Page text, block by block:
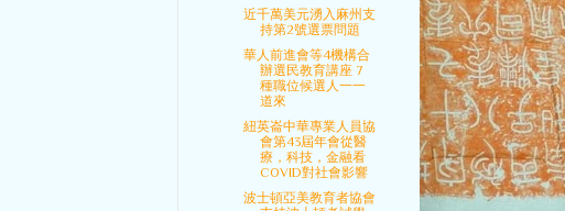
近千萬美元湧入麻州支
持第2號選票問題
華人前進會等4機構合
辦選民教育講座 7
種職位候選人一一
道來
紐英崙中華專業人員協
會第43屆年會從醫
療，科技，金融看
COVID對社會影響
波士頓亞美教育者協會